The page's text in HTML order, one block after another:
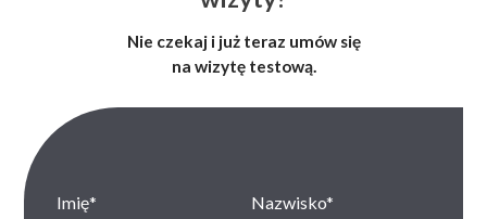
Nie czekaj i już teraz umów się
na wizytę testową.